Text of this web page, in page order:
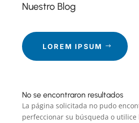
Nuestro Blog
LOREM IPSUM
No se encontraron resultados
La página solicitada no pudo
perfeccionar su búsqueda o utilice